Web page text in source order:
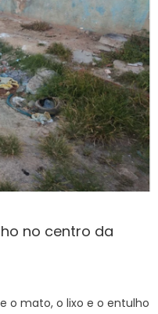
no centro da
o mato, o lixo e o entulho